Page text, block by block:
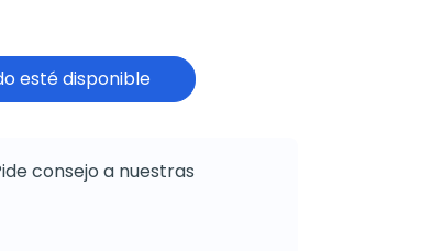
esté disponible
consejo a nuestras